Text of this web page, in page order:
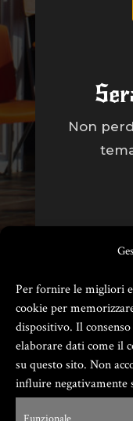
Per fornire le migliori
cookie per
dispositivo. Il
elaborare dati come il
su questo sito. Non
influire negativamente
Non